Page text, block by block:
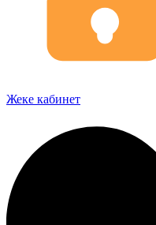
Жеке кабинет